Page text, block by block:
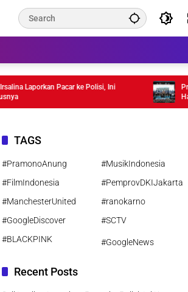
Laporkan Pacar ke Polisi, Ini
Hadapi
TAGS
#PramonoAnung
#MusikIndonesia
#FilmIndonesia
#PemprovDKIJakarta
#ManchesterUnited
#ranokarno
#GoogleDiscover
#SCTV
#BLACKPINK
#GoogleNews
Recent Posts